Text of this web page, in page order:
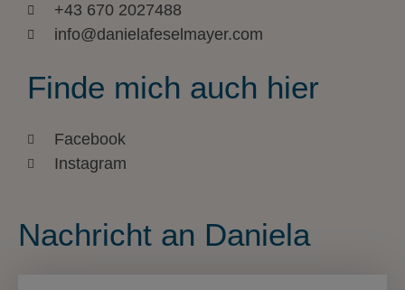
+43 670 2027488
info@danielafeselmayer.com
Finde mich auch hier
Facebook
Instagram
Nachricht an Daniela